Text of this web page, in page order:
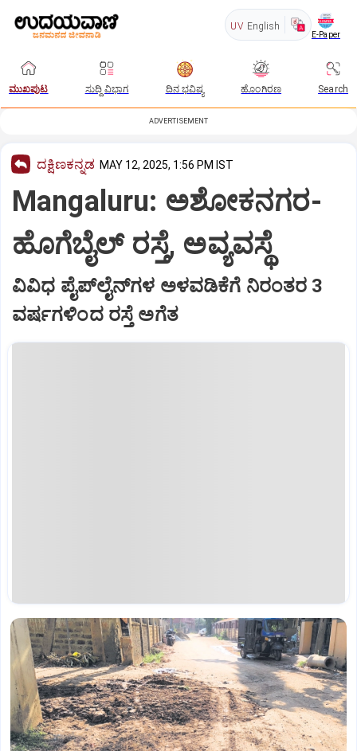
UV English
E-Paper
ಮುಖಪುಟ ಸುದ್ದಿ ವಿಭಾಗ ದಿನ ಭವಿಷ್ಯ ಹೊಂಗಿರಣ Search
ADVERTISEMENT
ದಕ್ಷಿಣಕನ್ನಡ MAY 12, 2025, 1:56 PM IST
Mangaluru: ಅಶೋಕನಗರ-
ಹೊಗೆಬೈಲ್‌ ರಸ್ತೆ, ಅವ್ಯವಸ್ಥೆ
ವಿವಿಧ ಪೈಪ್‌ಲೈನ್‌ಗಳ ಅಳವಡಿಕೆಗೆ ನಿರಂತರ 3
ವರ್ಷಗಳಿಂದ ರಸ್ತೆ ಅಗೆತ